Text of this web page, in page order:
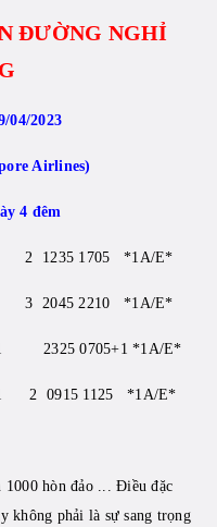
ĐƯỜNG NGHỈ
04/2023
Airlines)
4 đêm
2 1235 1705 *1A/E*
3 2045 2210 *1A/E*
2325 0705+1 *1A/E*
2 0915 1125 *1A/E*
hòn đảo ... Điều đặc
không phải là sự sang trọng